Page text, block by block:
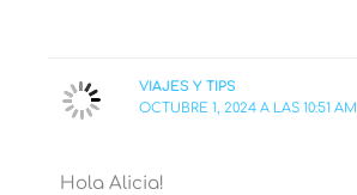
VIAJES Y TIPS
OCTUBRE 1, 2024 A LAS 10:51 AM
Hola Alicia!